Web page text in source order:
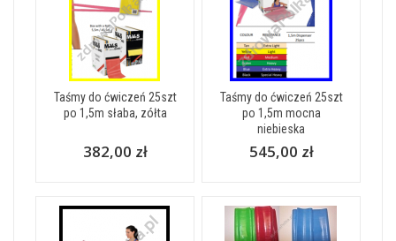
Taśmy do ćwiczeń 25szt
po 1,5m słaba, zółta
382,00 zł
Taśmy do ćwiczeń 25szt
po 1,5m mocna
niebieska
545,00 zł